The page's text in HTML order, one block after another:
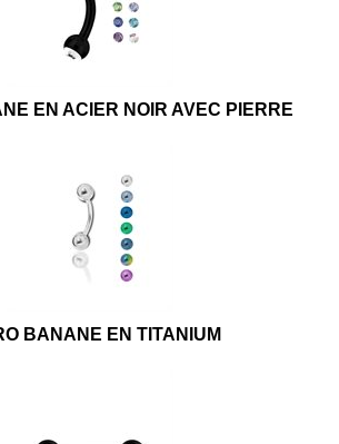
EN ACIER NOIR AVEC PIERRE
BANANE EN TITANIUM